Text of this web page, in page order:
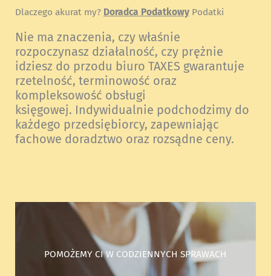
Dlaczego akurat my? Doradca Podatkowy Podatki
Nie ma znaczenia, czy właśnie
rozpoczynasz działalność, czy prężnie
idziesz do przodu biuro TAXES gwarantuje
rzetelność, terminowość oraz
kompleksowość obsługi
księgowej. Indywidualnie podchodzimy do
każdego przedsiębiorcy, zapewniając
fachowe doradztwo oraz rozsądne ceny.
POMOŻEMY CI W CODZIENNYCH SPRAWACH